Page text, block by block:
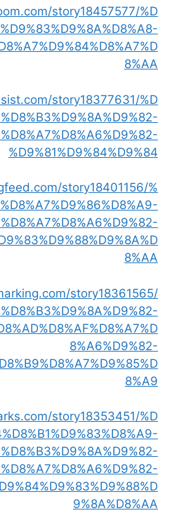
story18457577/%D
8%AA
story18377631/%D
%D9%81%D9%84%D9%84
story18401156/%
8%AA
story18361565/
8%A6%D9%82-
8%A9
story18353451/%D
9%8A%D8%AA